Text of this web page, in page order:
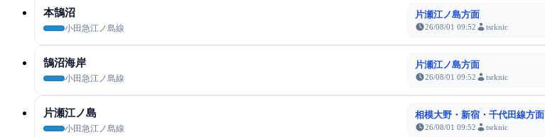
本鵠沼
小田急江ノ島線
片瀬江ノ島方面
26/08/01 09:52 tsrknic
鵠沼海岸
小田急江ノ島線
片瀬江ノ島方面
26/08/01 09:52 tsrknic
片瀬江ノ島
小田急江ノ島線
相模大野・新宿・千代田線方面
26/08/01 09:52 tsrknic